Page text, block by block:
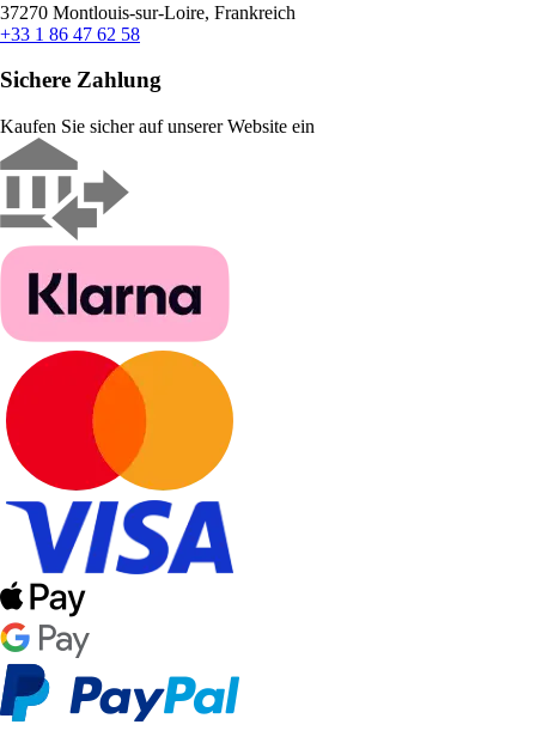
37270 Montlouis-sur-Loire, Frankreich
+33 1 86 47 62 58
Sichere Zahlung
Kaufen Sie sicher auf unserer Website ein